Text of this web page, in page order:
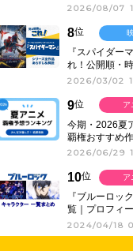
2026/08/07
8位
『スパイダー
れ！公開順・
らすじをまとめ
2026/03/02
9位
今期・2026
覇権おすすめ
結果発表！
2026/06/29
ア
10位
『ブルーロッ
覧｜プロフィ
グ、キャラソ
る情報まとめ
2024/04/18
ア